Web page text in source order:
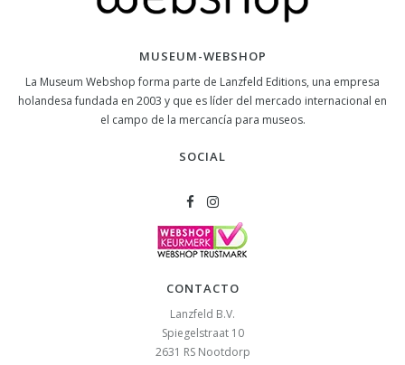
MUSEUM-WEBSHOP
La Museum Webshop forma parte de Lanzfeld Editions, una empresa
holandesa fundada en 2003 y que es líder del mercado internacional en
el campo de la mercancía para museos.
SOCIAL
CONTACTO
Lanzfeld B.V.
Spiegelstraat 10
2631 RS Nootdorp